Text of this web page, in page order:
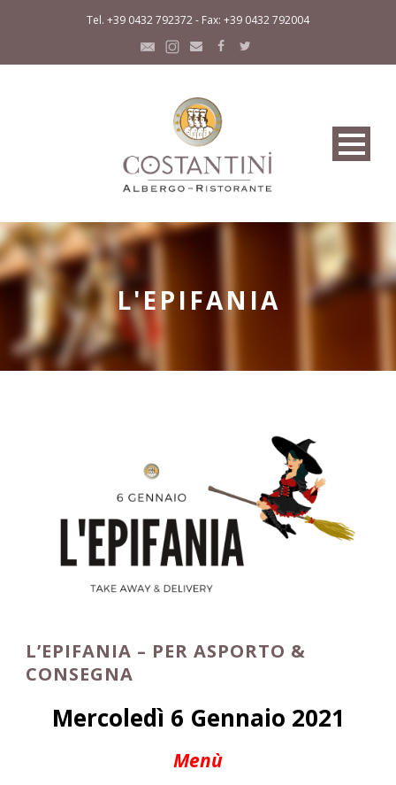
Tel. +39 0432 792372 - Fax: +39 0432 792004
L'EPIFANIA
L’EPIFANIA – PER ASPORTO &
CONSEGNA
Mercoledì 6 Gennaio 2021
Menù